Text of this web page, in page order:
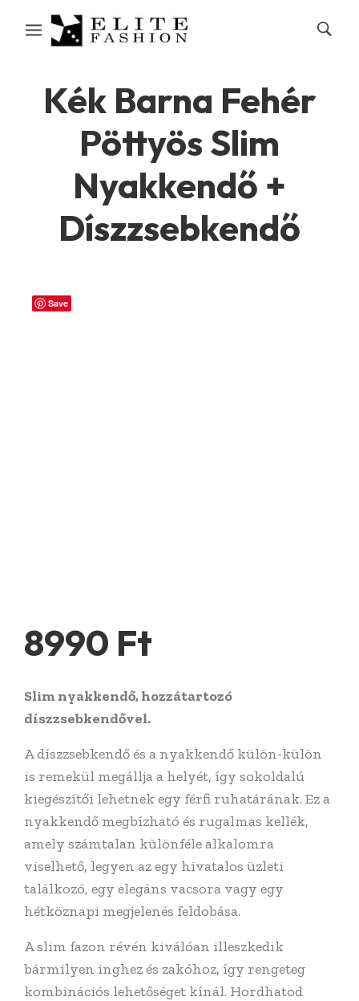
Kék Barna Fehér
Pöttyös Slim
Nyakkendő +
Díszzsebkendő
Save
8990 Ft
Slim nyakkendő, hozzátartozó
díszzsebkendővel.
A díszzsebkendő és a nyakkendő külön-külön
is remekül megállja a helyét, így sokoldalú
kiegészítői lehetnek egy férfi ruhatárának. Ez a
nyakkendő megbízható és rugalmas kellék,
amely számtalan különféle alkalomra
viselhető, legyen az egy hivatalos üzleti
találkozó, egy elegáns vacsora vagy egy
hétköznapi megjelenés feldobása.
A slim fazon révén kiválóan illeszkedik
bármilyen inghez és zakóhoz, így rengeteg
kombinációs lehetőséget kínál. Hordhatod